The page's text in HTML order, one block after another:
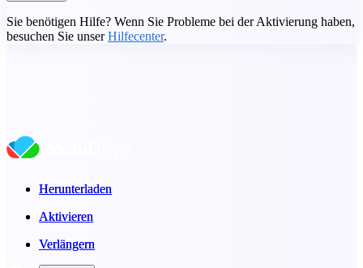
Sie benötigen Hilfe? Wenn Sie Probleme bei der Aktivierung haben,
besuchen Sie unserHilfecenter.
Herunterladen
Aktivieren
Verlängern
Herunterladen
Aktivieren
Verlängern